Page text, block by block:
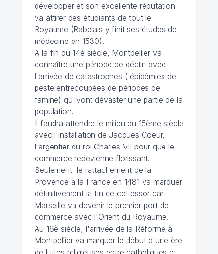
développer et son excellente réputation
va attirer des étudiants de tout le
Royaume (Rabelais y finit ses études de
médecine en 1530).
A la fin du 14è siècle, Montpellier va
connaître une période de déclin avec
l'arrivée de catastrophes ( épidémies de
peste entrecoupées de périodes de
famine) qui vont dévaster une partie de la
population.
Il faudra attendre le milieu du 15ème siècle
avec l'installation de Jacques Coeur,
l'argentier du roi Charles VII pour que le
commerce redevienne florissant.
Seulement, le rattachement de la
Provence à la France en 1481 va marquer
définitivement la fin de cet essor car
Marseille va devenir le premier port de
commerce avec l'Orient du Royaume.
Au 16è siècle, l'arrivée de la Réforme à
Montpellier va marquer le début d'une ère